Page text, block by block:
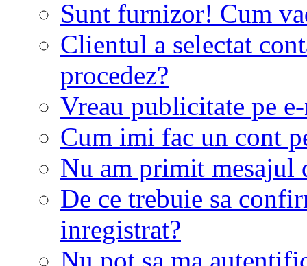
Sunt furnizor! Cum
Clientul a selectat
procedez?
Vreau publicitate pe
Cum imi fac un cont
Nu am primit mesajul
De ce trebuie sa
inregistrat?
Nu pot sa ma